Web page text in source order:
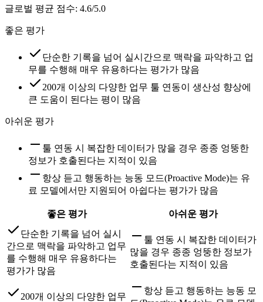
글로벌 평균 점수: 4.6/5.0
좋은 평가
단순한 기록을 넘어 실시간으로 맥락을 파악하고 업
무를 수행해 매우 유용하다는 평가가 많음
200개 이상의 다양한 업무 툴 연동이 생산성 향상에
큰 도움이 된다는 평이 많음
아쉬운 평가
툴 연동 시 복잡한 데이터가 많을 경우 종종 엉뚱한
정보가 호출된다는 지적이 있음
항상 듣고 행동하는 능동 모드(Proactive Mode)는 유
료 모델에서만 지원되어 아쉽다는 평가가 많음
좋은 평가
아쉬운 평가
단순한 기록을 넘어 실시
간으로 맥락을 파악하고 업무
를 수행해 매우 유용하다는
평가가 많음
툴 연동 시 복잡한 데이터가
많을 경우 종종 엉뚱한 정보가
호출된다는 지적이 있음
200개 이상의 다양한 업무
항상 듣고 행동하는 능동 모